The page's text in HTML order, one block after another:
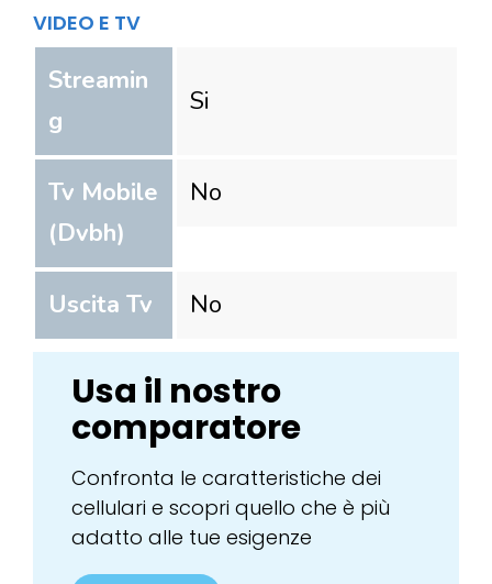
VIDEO E TV
Streamin
g
Si
Tv Mobile
(Dvbh)
No
Uscita Tv No
Usa il nostro
comparatore
Confronta le caratteristiche dei
cellulari e scopri quello che è più
adatto alle tue esigenze